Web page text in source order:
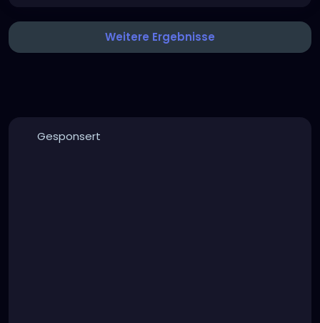
Weitere Ergebnisse
Gesponsert